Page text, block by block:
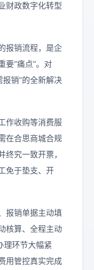
财政数字化转型
报销流程，是企
要“痛点”。对
报销”的全新解决
作收购等消费服
在合思商城合规
究一致开票，
免于垫支、开
报销单据主动填
核算、全程主动
理环节大幅紧
用管控真实完成